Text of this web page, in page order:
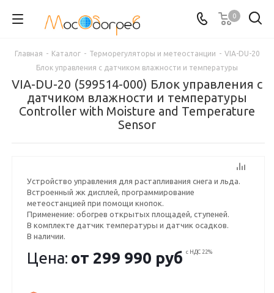
0
Главная - Каталог - Терморегуляторы и метеостанции - VIA-DU-20
Блок управления с датчиком влажности и температуры
VIA-DU-20 (599514-000) Блок управления с
датчиком влажности и температуры
Controller with Moisture and Temperature
Sensor
Устройство управления для растапливания снега и льда.
Встроенный жк дисплей, программирование
метеостанцией при помощи кнопок.
Применение: обогрев открытых площадей, ступеней.
В комплекте датчик температуры и датчик осадков.
В наличии.
Цена: от299 990 руб с НДС 22%